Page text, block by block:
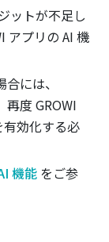
ットが不足し
アプリの AI 機
には、
再度 GROWI
効化する必
機能をご参